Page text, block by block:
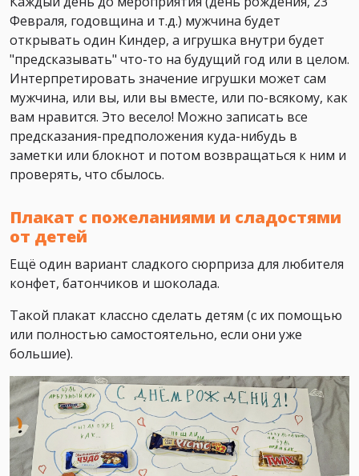
Февраля, годовщина и т.д.) мужчина будет
открывать один Киндер, а игрушка внутри будет
"предсказывать" что-то на будущий год или в целом.
Интерпретировать значение игрушки может сам
мужчина, или вы, или вы вместе, или по-всякому, как
вам нравится. Это весело! Можно записать все
предсказания-предположения куда-нибудь в
заметки или блокнот и потом возвращаться к ним и
проверять, что сбылось.
Плакат с пожеланиями и сладостями
от детей
Ещё один вариант сладкого сюрприза для любителя
конфет, батончиков и шоколада.
Такой плакат классно сделать детям (с их помощью
или полностью самостоятельно, если они уже
большие).